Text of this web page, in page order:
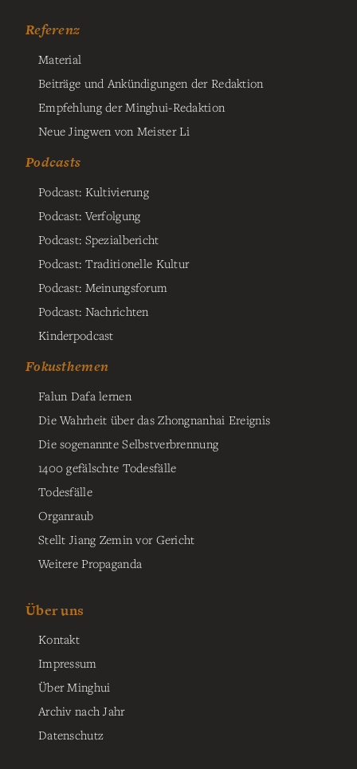
Referenz
Material
Beiträge und Ankündigungen der Redaktion
Empfehlung der Minghui-Redaktion
Neue Jingwen von Meister Li
Podcasts
Podcast: Kultivierung
Podcast: Verfolgung
Podcast: Spezialbericht
Podcast: Traditionelle Kultur
Podcast: Meinungsforum
Podcast: Nachrichten
Kinderpodcast
Fokusthemen
Falun Dafa lernen
Die Wahrheit über das Zhongnanhai Ereignis
Die sogenannte Selbstverbrennung
1400 gefälschte Todesfälle
Todesfälle
Organraub
Stellt Jiang Zemin vor Gericht
Weitere Propaganda
Über uns
Kontakt
Impressum
Über Minghui
Archiv nach Jahr
Datenschutz